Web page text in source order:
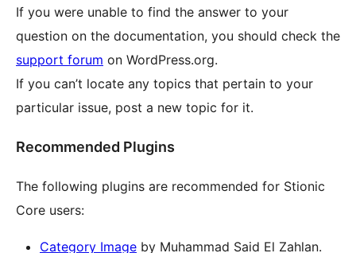
If you were unable to find the answer to your
question on the documentation, you should check the
support forum on WordPress.org.
If you can’t locate any topics that pertain to your
particular issue, post a new topic for it.
Recommended Plugins
The following plugins are recommended for Stionic
Core users:
Category Image by Muhammad Said El Zahlan.